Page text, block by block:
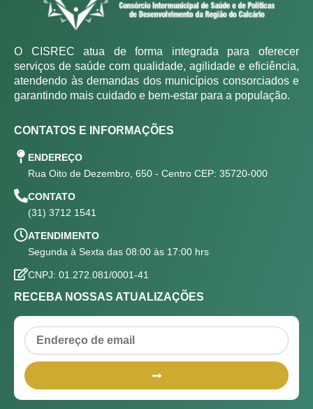
O CISREC atua de forma integrada para oferecer
serviços de saúde com qualidade, agilidade e eficiência,
atendendo às demandas dos municípios consorciados e
garantindo mais cuidado e bem-estar para a população.
CONTATOS E INFORMAÇÕES
ENDEREÇO
Rua Oito de Dezembro, 650 - Centro CEP: 35720-000
CONTATO
(31) 3712 1541
ATENDIMENTO
Segunda à Sexta das 08:00 às 17:00 hrs
CNPJ: 01.272.081/0001-41
RECEBA NOSSAS ATUALIZAÇÕES
Email